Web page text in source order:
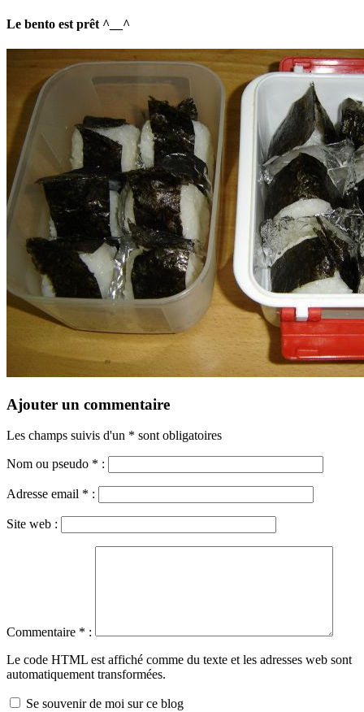
Le bento est prêt ^__^
Ajouter un commentaire
Les champs suivis d'un * sont obligatoires
Nom ou pseudo * :
Adresse email * :
Site web :
Commentaire * :
Le code HTML est affiché comme du texte et les adresses web sont
automatiquement transformées.
Se souvenir de moi sur ce blog